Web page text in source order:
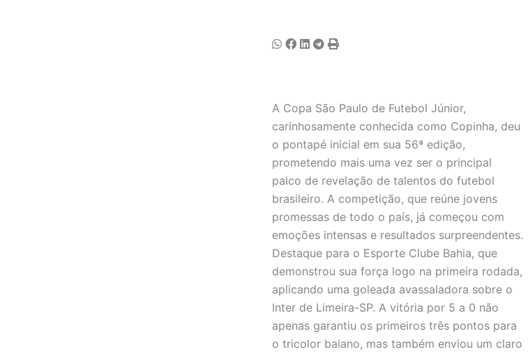
A Copa São Paulo de Futebol Júnior,
carinhosamente conhecida como Copinha, deu
o pontapé inicial em sua 56ª edição,
prometendo mais uma vez ser o principal
palco de revelação de talentos do futebol
brasileiro. A competição, que reúne jovens
promessas de todo o país, já começou com
emoções intensas e resultados surpreendentes.
Destaque para o Esporte Clube Bahia, que
demonstrou sua força logo na primeira rodada,
aplicando uma goleada avassaladora sobre o
Inter de Limeira-SP. A vitória por 5 a 0 não
apenas garantiu os primeiros três pontos para
o tricolor baiano, mas também enviou um claro